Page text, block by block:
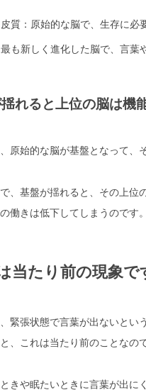
質 ：原始的な脳で、生存に
最も新しく進化した脳で、言
れると上位の脳は機
原始的な脳が基盤となって、
、基盤が揺れると、その上位
働きは低下してしまうのです。
当たり前の現象で
緊張状態で言葉が出ないとい
、これは当たり前のこと なの
きや眠たいときに言葉が出に